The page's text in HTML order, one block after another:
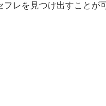
レを見つけ出すことが